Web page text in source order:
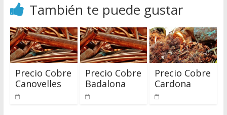
También te puede gustar
Precio Cobre
Canovelles
Precio Cobre
Badalona
Precio Cobre
Cardona